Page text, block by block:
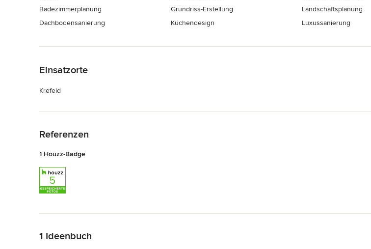
Badezimmerplanung
Dachbodensanierung
Grundriss-Erstellung
Küchendesign
Landschaftsplanung
Luxussanierung
Einsatzorte
Krefeld
Referenzen
1 Houzz-Badge
1 Ideenbuch